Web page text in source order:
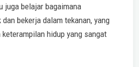
juga belajar bagaimana
bekerja dalam tekanan, yang
keterampilan hidup yang sangat